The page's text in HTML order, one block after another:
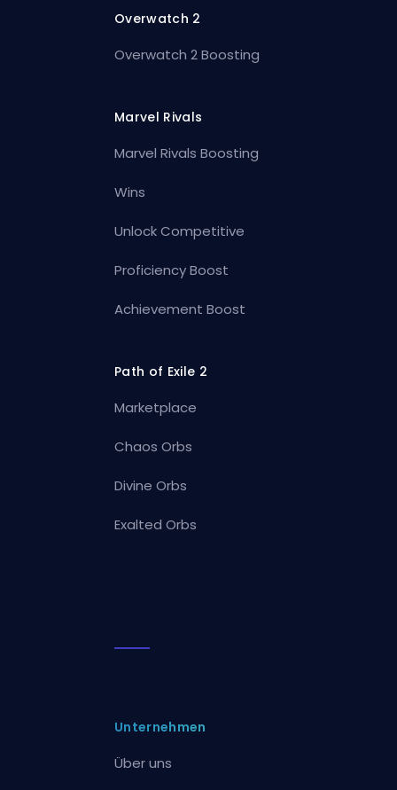
Overwatch 2
Overwatch 2 Boosting
Marvel Rivals
Marvel Rivals Boosting
Wins
Unlock Competitive
Proficiency Boost
Achievement Boost
Path of Exile 2
Marketplace
Chaos Orbs
Divine Orbs
Exalted Orbs
Unternehmen
Über uns